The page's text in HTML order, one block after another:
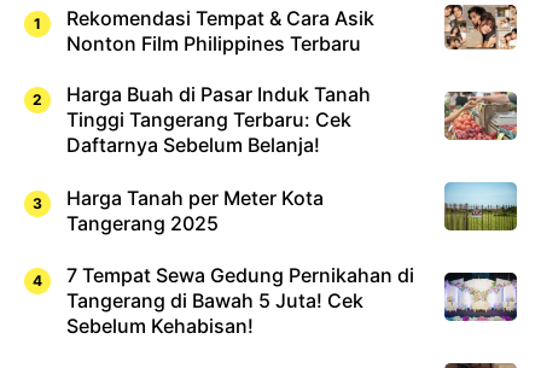
Rekomendasi Tempat & Cara Asik
Nonton Film Philippines Terbaru
Harga Buah di Pasar Induk Tanah
Tinggi Tangerang Terbaru: Cek
Daftarnya Sebelum Belanja!
Harga Tanah per Meter Kota
Tangerang 2025
7 Tempat Sewa Gedung Pernikahan di
Tangerang di Bawah 5 Juta! Cek
Sebelum Kehabisan!